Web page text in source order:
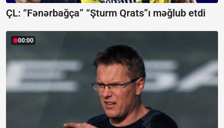
ÇL: “Fənərbağça” “Şturm Qrats”ı məğlub etdi
00:00